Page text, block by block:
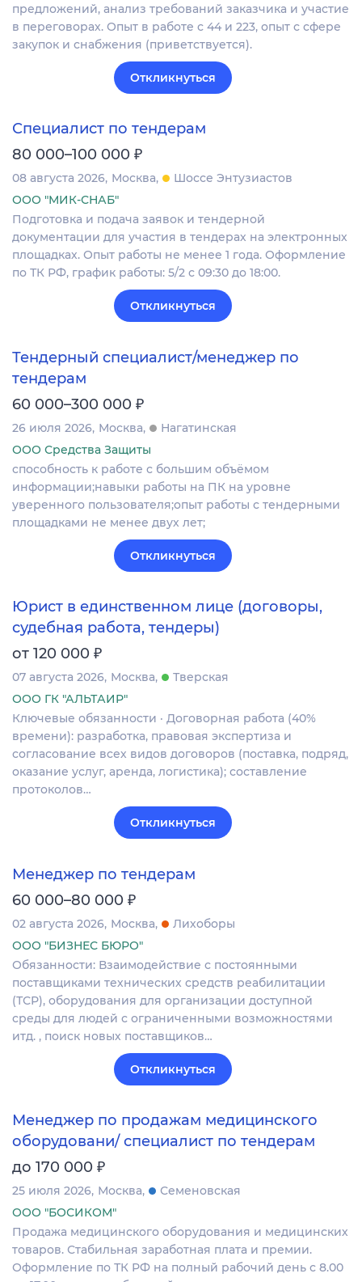
предложений, анализ требований заказчика и участие
в переговорах. Опыт в работе с 44 и 223, опыт с сфере
закупок и снабжения (приветствуется).
Откликнуться
Специалист по тендерам
80 000–100 000 ₽
08 августа 2026 Москва
Шоссе Энтузиастов
ООО "МИК-СНАБ"
Подготовка и подача заявок и тендерной
документации для участия в тендерах на электронных
площадках. Опыт работы не менее 1 года. Оформление
по ТК РФ, график работы: 5/2 с 09:30 до 18:00.
Откликнуться
Тендерный специалист/менеджер по
тендерам
60 000–300 000 ₽
26 июля 2026 Москва
Нагатинская
ООО Средства Защиты
способность к работе с большим объёмом
информации;навыки работы на ПК на уровне
уверенного пользователя;опыт работы с тендерными
площадками не менее двух лет;
Откликнуться
Юрист в единственном лице (договоры,
судебная работа, тендеры)
от 120 000 ₽
07 августа 2026 Москва
Тверская
ООО ГК "АЛЬТАИР"
Ключевые обязанности · Договорная работа (40%
времени): разработка, правовая экспертиза и
согласование всех видов договоров (поставка, подряд,
оказание услуг, аренда, логистика); составление
протоколов…
Откликнуться
Менеджер по тендерам
60 000–80 000 ₽
02 августа 2026 Москва
Лихоборы
ООО "БИЗНЕС БЮРО"
Обязанности: Взаимодействие с постоянными
поставщиками технических средств реабилитации
(ТСР), оборудования для организации доступной
среды для людей с ограниченными возможностями
итд. , поиск новых поставщиков…
Откликнуться
Менеджер по продажам медицинского
оборудовани/ специалист по тендерам
до 170 000 ₽
25 июля 2026 Москва
Семеновская
ООО "БОСИКОМ"
Продажа медицинского оборудования и медицинских
товаров. Стабильная заработная плата и премии.
Оформление по ТК РФ на полный рабочий день с 8.00